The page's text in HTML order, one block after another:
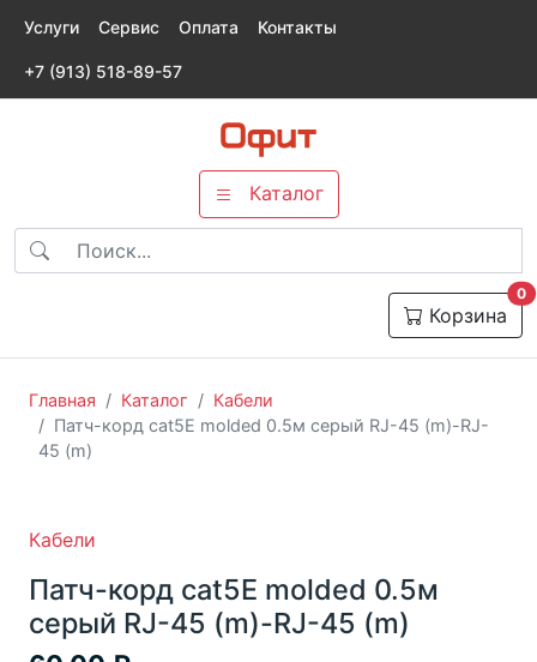
Услуги Сервис Оплата Контакты
+7 (913) 518-89-57
Каталог
Корзина
0
Главная Каталог
Кабели
Патч-корд cat5E molded 0.5м серый RJ-45 (m)-RJ-
45 (m)
Кабели
Патч-корд cat5E molded 0.5м
серый RJ-45 (m)-RJ-45 (m)